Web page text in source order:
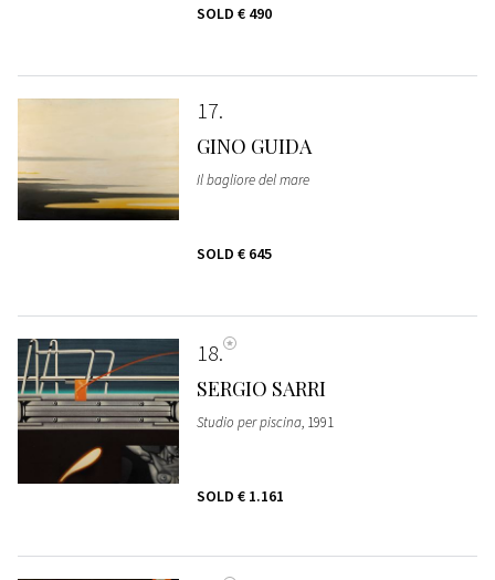
SOLD € 490
17
GINO GUIDA
Il bagliore del mare
SOLD € 645
18
SERGIO SARRI
Studio per piscina, 1991
SOLD € 1.161